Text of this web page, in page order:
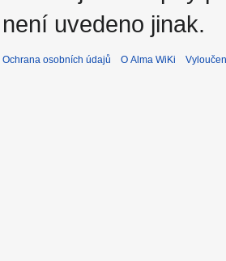
není uvedeno jinak.
Ochrana osobních údajů O Alma WiKi